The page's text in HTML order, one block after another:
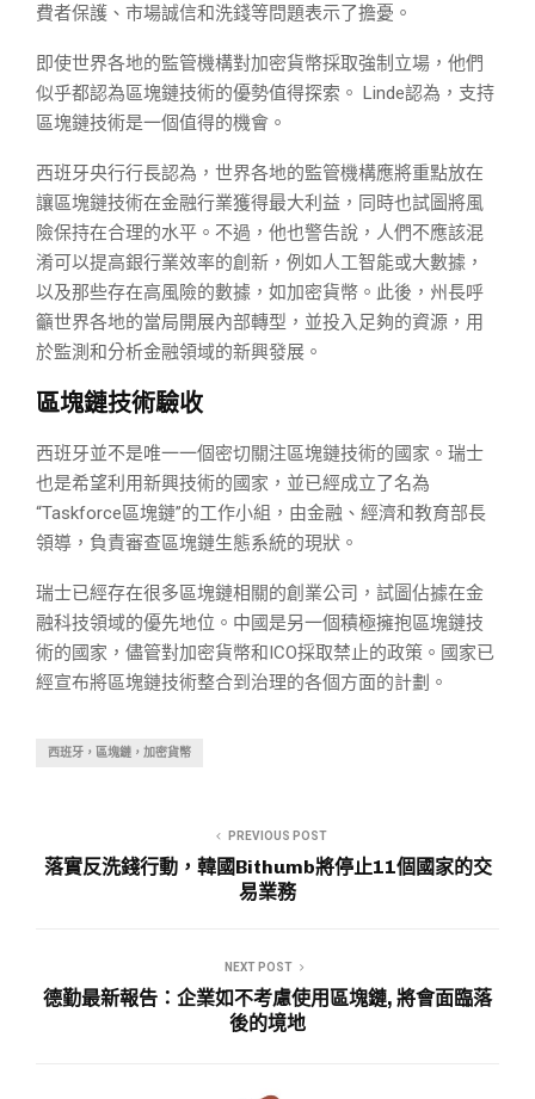
費者保護、市場誠信和洗錢等問題表示了擔憂。
即使世界各地的監管機構對加密貨幣採取強制立場，他們
似乎都認為區塊鏈技術的優勢值得探索。 Linde認為，支持
區塊鏈技術是一個值得的機會。
西班牙央行行長認為，世界各地的監管機構應將重點放在
讓區塊鏈技術在金融行業獲得最大利益，同時也試圖將風
險保持在合理的水平。不過，他也警告說，人們不應該混
淆可以提高銀行業效率的創新，例如人工智能或大數據，
以及那些存在高風險的數據，如加密貨幣。此後，州長呼
籲世界各地的當局開展內部轉型，並投入足夠的資源，用
於監測和分析金融領域的新興發展。
區塊鏈技術驗收
西班牙並不是唯一一個密切關注區塊鏈技術的國家。瑞士
也是希望利用新興技術的國家，並已經成立了名為
“Taskforce區塊鏈”的工作小組，由金融、經濟和教育部長
領導，負責審查區塊鏈生態系統的現狀。
瑞士已經存在很多區塊鏈相關的創業公司，試圖佔據在金
融科技領域的優先地位。中國是另一個積極擁抱區塊鏈技
術的國家，儘管對加密貨幣和ICO採取禁止的政策。國家已
經宣布將區塊鏈技術整合到治理的各個方面的計劃。
西班牙，區塊鏈，加密貨幣
PREVIOUS POST
落實反洗錢行動，韓國Bithumb將停止11個國家的交
易業務
NEXT POST
德勤最新報告：企業如不考慮使用區塊鏈, 將會面臨落
後的境地